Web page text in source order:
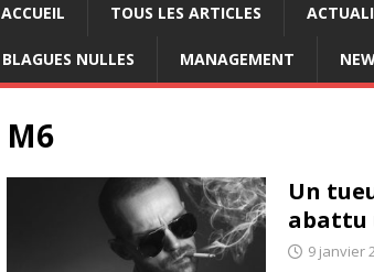
ACCUEIL TOUS LES ARTICLES
BLAGUES NULLES MANAGEMENT
M6
Un
abattu
9 janvier